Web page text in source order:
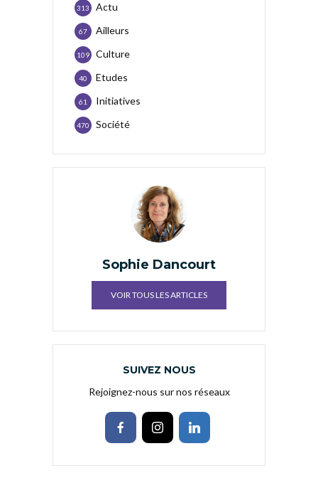
Actu
313
Ailleurs
67
Culture
109
Etudes
40
Initiatives
61
Société
470
Sophie Dancourt
VOIR TOUS LES ARTICLES
SUIVEZ NOUS
Rejoignez-nous sur nos réseaux